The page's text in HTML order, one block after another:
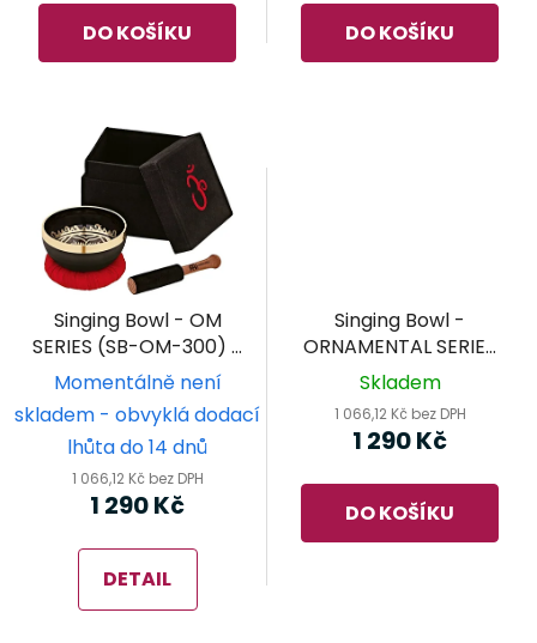
DO KOŠÍKU DO KOŠÍKU
Singing Bowl - OM
SERIES (SB-OM-300) -
MEINL Sonic Energy -
tibetská mísa
Momentálně není
skladem - obvyklá dodací
lhůta do 14 dnů
1 066,12 Kč bez DPH
1 290 Kč
DETAIL
Singing Bowl -
ORNAMENTAL SERIES
(SB-OR-400-BK) -
tibetská mísa
Skladem
1 066,12 Kč bez DPH
1 290 Kč
DO KOŠÍKU